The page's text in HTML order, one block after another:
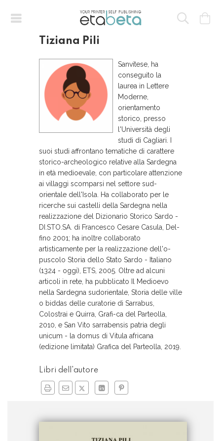
Tiziana Pili
Sanvitese, ha
conseguito la
laurea in Lettere
Moderne,
orientamento
storico, presso
l'Università degli
studi di Cagliari. I
suoi studi affrontano tematiche di carattere
storico-archeologico relative alla Sardegna
in età medioevale, con particolare attenzione
ai villaggi scomparsi nel settore sud-
orientale dell'Isola. Ha collaborato per le
ricerche sui castelli della Sardegna nella
realizzazione del Dizionario Storico Sardo -
DI.STO.SA. di Francesco Cesare Casula, Del-
fino 2001; ha inoltre collaborato
artisticamente per la realizzazione dell'o-
puscolo Storia dello Stato Sardo - Italiano
(1324 - oggi), ETS, 2005. Oltre ad alcuni
articoli in rete, ha pubblicato Il Medioevo
nella Sardegna sudorientale, Storia delle ville
o biddas delle curatorie di Sarrabus,
Colostrai e Quirra, Grafi-ca del Parteolla,
2010, e San Vito sarrabensis patria degli
unicum - la domus di Vitula africana
(edizione limitata) Grafica del Parteolla, 2019.
Libri dell'autore